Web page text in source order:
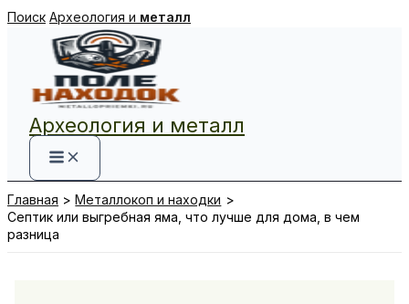
Перейти
содержимому
Поиск Археология и металл
Археология и металл
Главная
Металлокоп и находки
Септик или выгребная яма, что лучше для дома, в чем
разница